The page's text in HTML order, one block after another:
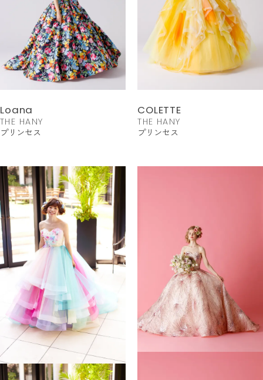
Loana
THE HANY
プリンセス
COLETTE
THE HANY
プリンセス